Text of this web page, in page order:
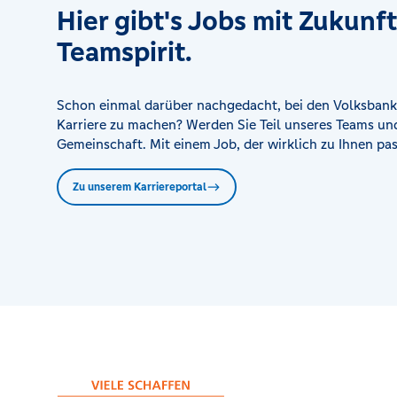
Filiale Echterdingen
Hauptstraße 45, 70771 Leinfelden-Echterdingen
Filiale Gerlingen
Kirchstraße 12, 70839 Gerlingen
Filiale Grunbach
Schulstraße 2, 73630 Remshalden
Filiale Höfen
Hier gibt's Jobs mit
Teamspirit.
Schon einmal darüber nachgedacht, bei den
Karriere zu machen? Werden Sie Teil unseres Teams
Gemeinschaft. Mit einem Job, der wirklich zu Ihnen
Zu unserem Karriereportal